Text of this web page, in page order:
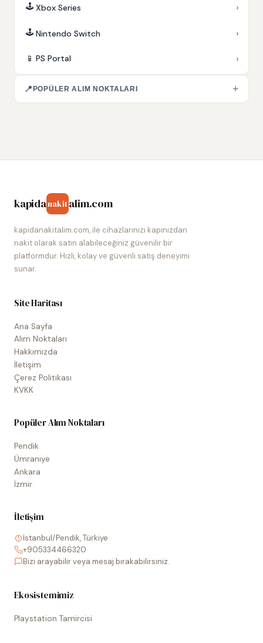
🕹️ Xbox Series ›
🕹️ Nintendo Switch ›
📱 PS Portal ›
📍 POPÜLER ALIM NOKTALARI +
kapidanakitalim.com
kapidanakitalim.com, ile cihazlarınızı kapınızdan
nakit olarak satın alabileceğiniz güvenilir bir
platformdur. Hızlı, kolay ve güvenli satış deneyimi
sunar.
Site Haritası
Ana Sayfa
Alım Noktaları
Hakkımızda
İletişim
Çerez Politikası
KVKK
Popüler Alım Noktaları
Pendik
Ümraniye
Ankara
İzmir
İletişim
İstanbul/Pendik, Türkiye
+905334466320
Bizi arayabilir veya mesaj bırakabilirsiniz.
Ekosistemimiz
Playstation Tamircisi